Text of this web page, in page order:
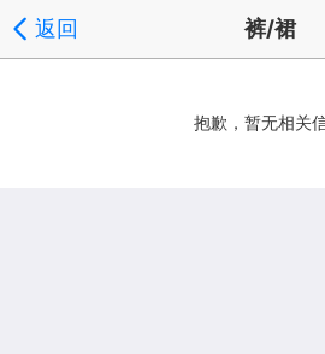
返回 裤/裙
抱歉，暂无相关